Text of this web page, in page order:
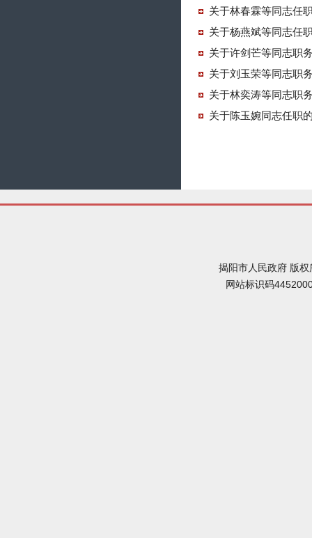
关于林春霖等同志任
关于杨燕斌等同志任
关于许剑芒等同志职
关于刘玉荣等同志职
关于林奕涛等同志职
关于陈玉婉同志任职
揭阳市人民政府 版
网站标识码